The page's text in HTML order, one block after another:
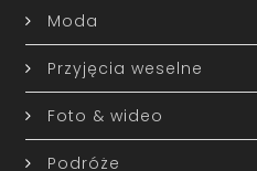
Moda
Przyjęcia weselne
Foto & wideo
Podróże